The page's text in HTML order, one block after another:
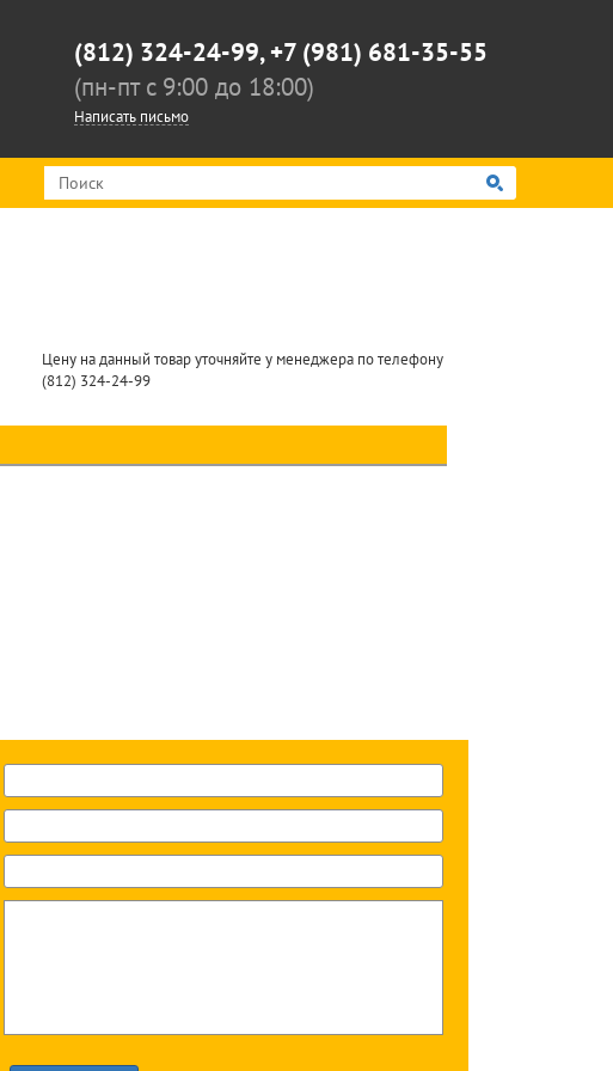
(812) 324-24-99,+7 (981) 681-35-55
(пн-пт c 9:00 до 18:00)
Написать письмо
Цену на данный товар уточняйте у менеджера по телефону
(812) 324-24-99